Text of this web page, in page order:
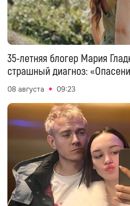
35-летняя блогер Мария
страшный диагноз:
08 августа 09:23